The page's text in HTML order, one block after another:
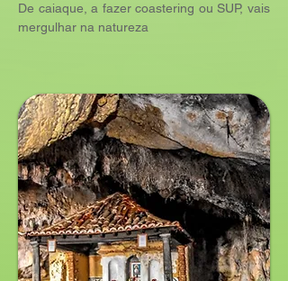
De caiaque, a fazer coastering ou SUP, vais
mergulhar na natureza